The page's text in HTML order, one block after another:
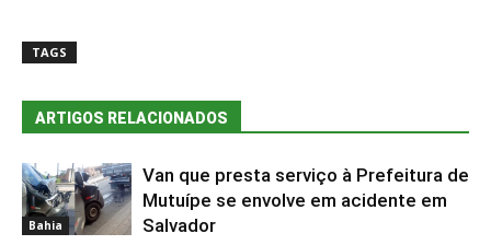
TAGS
ARTIGOS RELACIONADOS
Bahia
Van que presta serviço à Prefeitura de
Mutuípe se envolve em acidente em
Salvador